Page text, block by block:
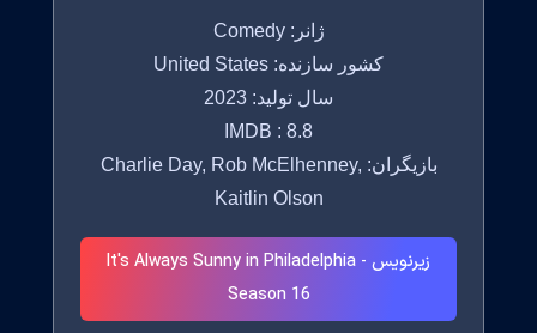
ژانر: Comedy
کشور سازنده: United States
سال تولید: 2023
IMDB : 8.8
بازیگران: Charlie Day, Rob McElhenney,
Kaitlin Olson
زیرنویس It's Always Sunny in Philadelphia -
Season 16